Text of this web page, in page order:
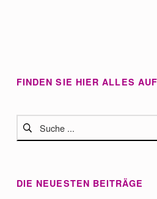
FINDEN SIE HIER ALLES
Suchen nach:
DIE NEUESTEN BEITRÄGE